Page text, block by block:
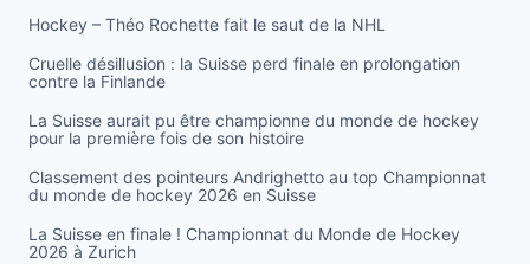
Hockey – Théo Rochette fait le saut de la NHL
Cruelle désillusion : la Suisse perd finale en prolongation
contre la Finlande
La Suisse aurait pu être championne du monde de hockey
pour la première fois de son histoire
Classement des pointeurs Andrighetto au top Championnat
du monde de hockey 2026 en Suisse
La Suisse en finale ! Championnat du Monde de Hockey
2026 à Zurich